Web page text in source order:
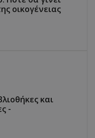
οικογένειας
και
-